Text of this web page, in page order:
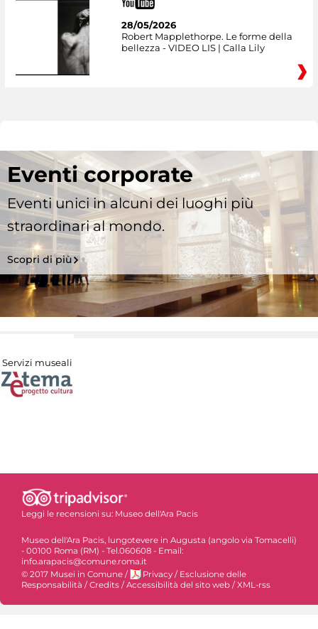
28/05/2026
Robert Mapplethorpe. Le forme della
bellezza - VIDEO LIS | Calla Lily
Eventi corporate
Eventi unici in alcuni dei luoghi più
straordinari al mondo.
Scopri di più
Servizi museali
Leggi le recensioni su: Museo dell'Ara Pacis
Museo dell'Ara Pacis, lungotevere in Augusta (angolo via Tomacelli)
- 00100 Roma (RM) - Tel.060608 - Email:
info.arapacis@comune.roma.it
© 2017 Musei in Comune / Privacy / Esclusione delle
Responsabilità /Credits /Accessibilità del sito web /XML-rss